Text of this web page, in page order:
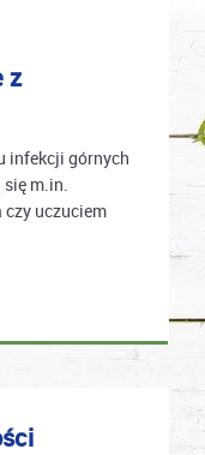
z
infekcji górnych
m.in.
czy uczuciem